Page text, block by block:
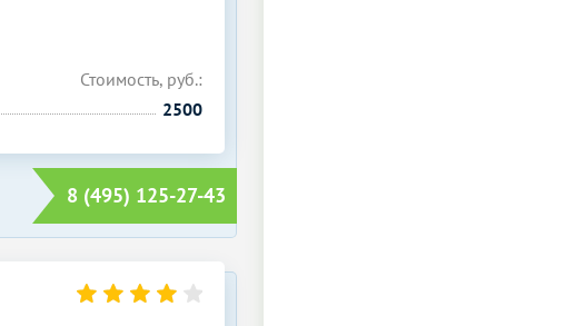
Стоимость, руб.:
2500
8 (495) 125-27-43